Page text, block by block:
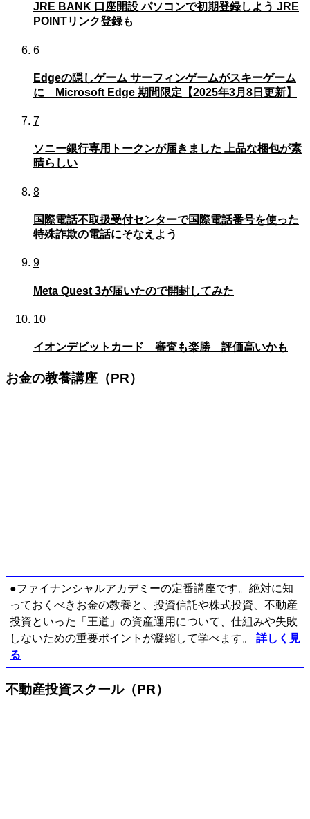
JRE BANK 口座開設 パソコンで初期登録しよう JRE
POINTリンク登録も
6
Edgeの隠しゲーム サーフィンゲームがスキーゲーム
に Microsoft Edge 期間限定【2025年3月8日更新】
7
ソニー銀行専用トークンが届きました 上品な梱包が素
晴らしい
8
国際電話不取扱受付センターで国際電話番号を使った
特殊詐欺の電話にそなえよう
9
Meta Quest 3が届いたので開封してみた
10
イオンデビットカード 審査も楽勝 評価高いかも
お金の教養講座（PR）
●ファイナンシャルアカデミーの定番講座です。絶対に知
っておくべきお金の教養と、投資信託や株式投資、不動産
投資といった「王道」の資産運用について、仕組みや失敗
しないための重要ポイントが凝縮して学べます。 詳しく見
る
不動産投資スクール（PR）